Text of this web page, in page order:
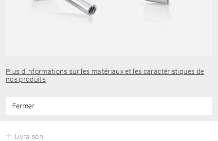
Plus d’informations sur les matériaux et les caractéristiques de
nos produits
Fermer
Livraison